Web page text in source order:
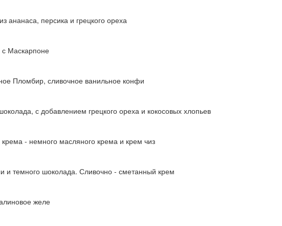
ананаса, персика и грецкого ореха
Маскарпоне
Пломбир, сливочное ванильное конфи
с добавлением грецкого ореха и кокосовых хлопьев
- немного масляного крема и крем чиз
темного шоколада. Сливочно - сметанный крем
желе